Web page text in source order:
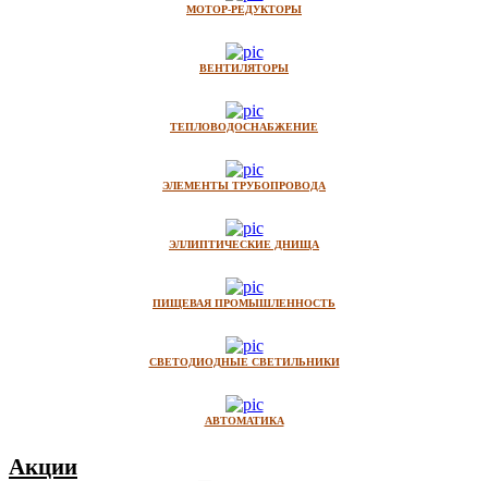
МОТОР-РЕДУКТОРЫ
ВЕНТИЛЯТОРЫ
ТЕПЛОВОДОСНАБЖЕНИЕ
ЭЛЕМЕНТЫ ТРУБОПРОВОДА
ЭЛЛИПТИЧЕСКИЕ ДНИЩА
ПИЩЕВАЯ ПРОМЫШЛЕННОСТЬ
СВЕТОДИОДНЫЕ СВЕТИЛЬНИКИ
АВТОМАТИКА
Акции